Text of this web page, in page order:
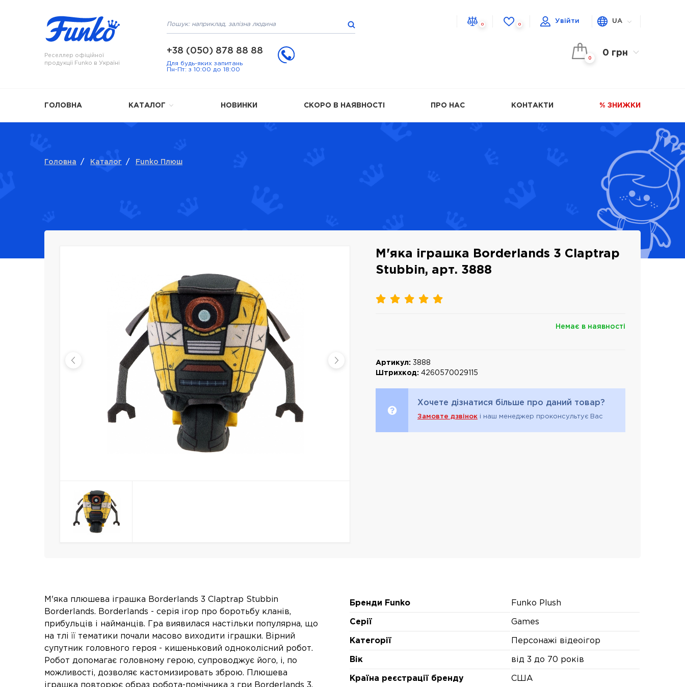
Реселлер офіційної
продукції Funko в Україні
+38 (050) 878 88 88
Для будь-яких запитань
Пн-Пт: з 10:00 до 18:00
0 0
Увійти UA
0
0 грн
ГОЛОВНА КАТАЛОГ НОВИНКИ СКОРО В НАЯВНОСТІ ПРО НАС КОНТАКТИ % ЗНИЖКИ
Головна / Каталог / Funko Плюш
М'яка іграшка Borderlands 3 Claptrap
Stubbin, арт. 3888
Немає в наявності
Артикул: 3888
Штрихкод: 4260570029115
Хочете дізнатися більше про даний товар?
Замовте дзвінок і наш менеджер проконсультує Вас
М'яка плюшева іграшка Borderlands 3 Claptrap Stubbin
Borderlands. Borderlands - серія ігор про боротьбу кланів,
прибульців і найманців. Гра виявилася настільки популярна, що
на тлі її тематики почали масово виходити іграшки. Вірний
супутник головного героя - кишеньковий одноколісний робот.
Робот допомагає головному герою, супроводжує його, і, по
можливості, дозволяє кастомизировать зброю. Плюшева
іграшка повторює образ робота-помічника з гри Borderlands 3.
Бренди Funko Funko Plush
Серії Games
Категорії Персонажі відеоігор
Вік від 3 до 70 років
Країна реєстрації бренду США